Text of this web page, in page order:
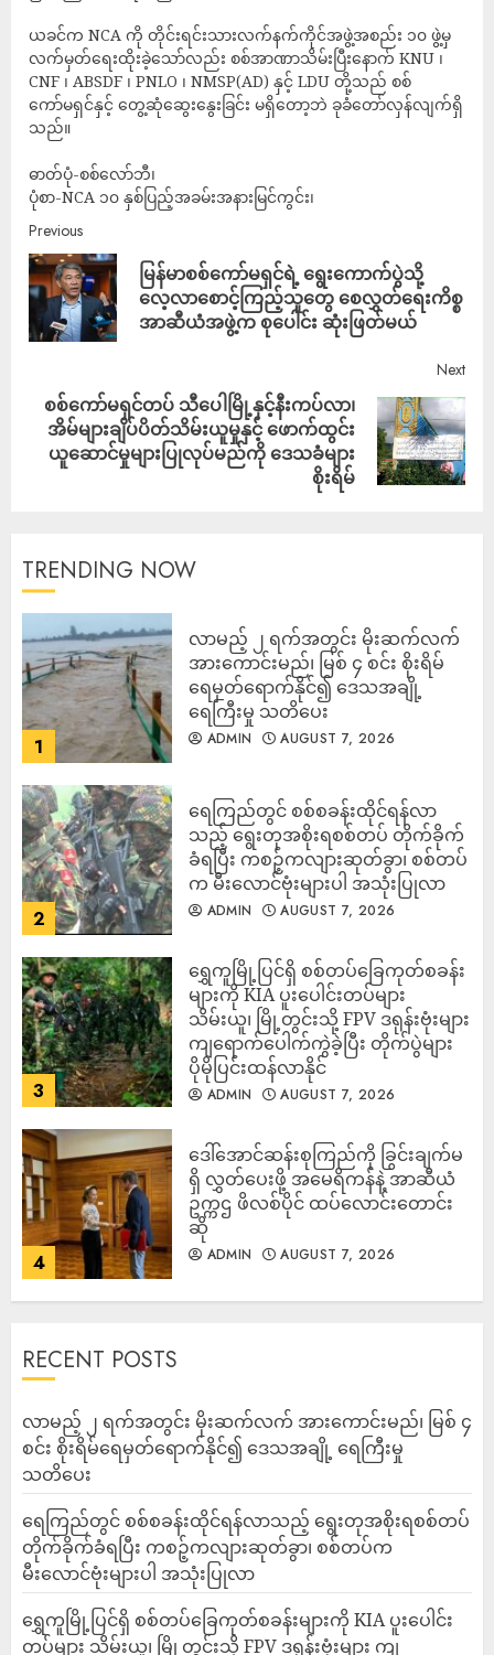
ယခင်က NCA ကို တိုင်းရင်းသားလက်နက်ကိုင်အဖွဲ့အစည်း ၁၀ ဖွဲ့မှ
လက်မှတ်ရေးထိုးခဲ့သော်လည်း စစ်အာဏာသိမ်းပြီးနောက် KNU ၊
CNF ၊ ABSDF ၊ PNLO ၊ NMSP(AD) နှင့် LDU တို့သည် စစ်
ကော်မရှင်နှင့် တွေ့ဆုံဆွေးနွေးခြင်း မရှိတော့ဘဲ ခုခံတော်လှန်လျက်ရှိ
သည်။
ဓာတ်ပုံ-စစ်လော်ဘီ၊
ပုံစာ-NCA ၁၀ နှစ်ပြည့်အခမ်းအနားမြင်ကွင်း၊
Previous
မြန်မာစစ်ကော်မရှင်ရဲ့ ရွေးကောက်ပွဲသို့
လေ့လာစောင့်ကြည့်သူတွေ စေလွှတ်ရေးကိစ္စ
အာဆီယံအဖွဲ့က စုပေါင်း ဆုံးဖြတ်မယ်
Next
စစ်ကော်မရှင်တပ် သီပေါမြို့နှင့်နီးကပ်လာ၊
အိမ်များချိပ်ပိတ်သိမ်းယူမှုနှင့် ဖောက်ထွင်း
ယူဆောင်မှုများပြုလုပ်မည်ကို ဒေသခံများ
စိုးရိမ်
TRENDING NOW
1
လာမည့် ၂ ရက်အတွင်း မိုးဆက်လက်
အားကောင်းမည်၊ မြစ် ၄ စင်း စိုးရိမ်
ရေမှတ်ရောက်နိုင်၍ ဒေသအချို့
ရေကြီးမှု သတိပေး
ADMIN AUGUST 7, 2026
2
ရေကြည်တွင် စစ်စခန်းထိုင်ရန်လာ
သည့် ရွေးတုအစိုးရစစ်တပ် တိုက်ခိုက်
ခံရပြီး ကစဉ့်ကလျားဆုတ်ခွာ၊ စစ်တပ်
က မီးလောင်ဗုံးများပါ အသုံးပြုလာ
ADMIN AUGUST 7, 2026
3
‎ရွှေကူမြို့ပြင်ရှိ စစ်တပ်ခြေကုတ်စခန်း
များကို KIA ပူးပေါင်းတပ်များ
သိမ်းယူ၊ မြို့တွင်းသို့ FPV ဒရုန်းဗုံးများ
ကျရောက်ပေါက်ကွဲခဲ့ပြီး တိုက်ပွဲများ
ပိုမိုပြင်းထန်လာနိုင်
ADMIN AUGUST 7, 2026
4
ဒေါ်အောင်ဆန်းစုကြည်ကို ခြွင်းချက်မ
ရှိ လွှတ်ပေးဖို့ အမေရိကန်နဲ့ အာဆီယံ
ဥက္ကဌ ဖိလစ်ပိုင် ထပ်လောင်းတောင်း
ဆို
ADMIN AUGUST 7, 2026
RECENT POSTS
လာမည့် ၂ ရက်အတွင်း မိုးဆက်လက် အားကောင်းမည်၊ မြစ် ၄
စင်း စိုးရိမ်ရေမှတ်ရောက်နိုင်၍ ဒေသအချို့ ရေကြီးမှု
သတိပေး
ရေကြည်တွင် စစ်စခန်းထိုင်ရန်လာသည့် ရွေးတုအစိုးရစစ်တပ်
တိုက်ခိုက်ခံရပြီး ကစဉ့်ကလျားဆုတ်ခွာ၊ စစ်တပ်က
မီးလောင်ဗုံးများပါ အသုံးပြုလာ
‎ရွှေကူမြို့ပြင်ရှိ စစ်တပ်ခြေကုတ်စခန်းများကို KIA ပူးပေါင်း
တပ်များ သိမ်းယူ၊ မြို့တွင်းသို့ FPV ဒရုန်းဗုံးများ ကျ